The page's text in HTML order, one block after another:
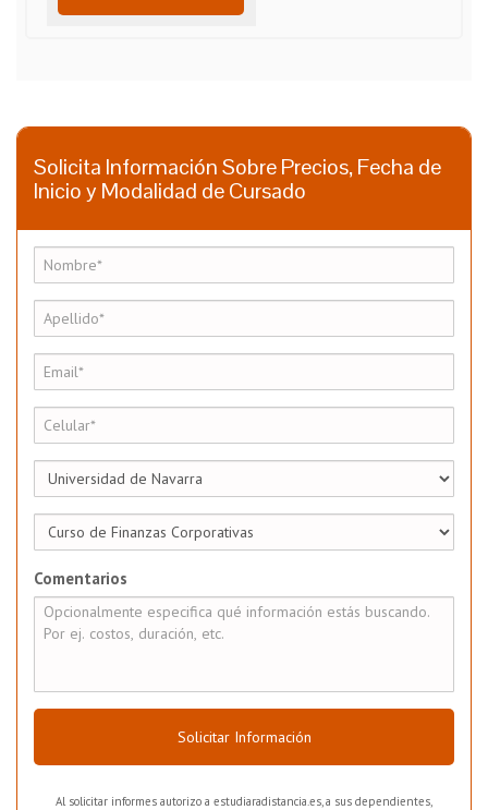
Solicita Información Sobre Precios, Fecha de
Inicio y Modalidad de Cursado
Comentarios
Solicitar Información
Al solicitar informes autorizo a estudiaradistancia.es, a sus dependientes,